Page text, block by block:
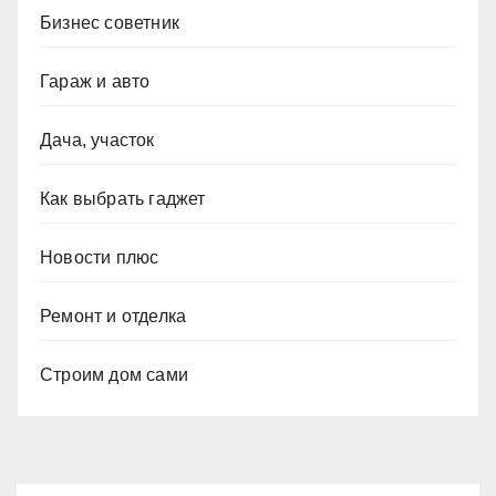
Бизнес советник
Гараж и авто
Дача, участок
Как выбрать гаджет
Новости плюс
Ремонт и отделка
Строим дом сами